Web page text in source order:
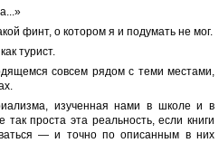
финт, о котором я и подумать не мог.
турист.
совсем рядом с теми местами,
изученная нами в школе и в
проста эта реальность, если книги
— и точно по описанным в них